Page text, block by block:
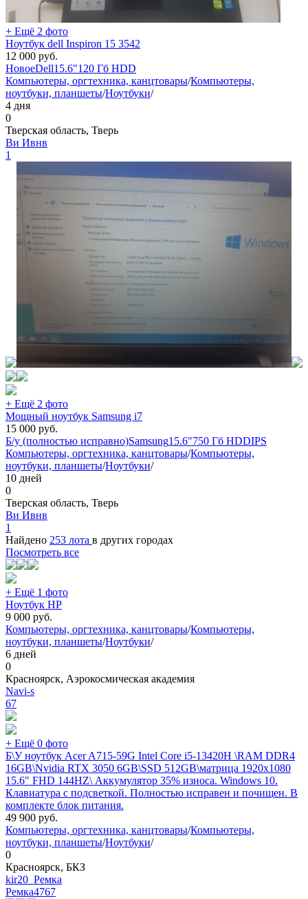
+ Ещё 2 фото
Ноутбук dell Inspiron 15 3542
12 000 руб.
НовоеDell15.6"120 Гб HDD
Компьютеры, оргтехника, канцтовары/Компьютеры,
ноутбуки, планшеты/Ноутбуки/
4 дня
0
Тверская область, Тверь
Ви Ивнв
1
+ Ещё 2 фото
Мощный ноутбук Samsung i7
15 000 руб.
Б/у (полностью исправно)Samsung15.6"750 Гб HDDIPS
Компьютеры, оргтехника, канцтовары/Компьютеры,
ноутбуки, планшеты/Ноутбуки/
10 дней
0
Тверская область, Тверь
Ви Ивнв
1
Найдено 253 лота в других городах
Посмотреть все
+ Ещё 1 фото
Ноутбук HP
9 000 руб.
Компьютеры, оргтехника, канцтовары/Компьютеры,
ноутбуки, планшеты/Ноутбуки/
6 дней
0
Красноярск, Аэрокосмическая академия
Navi-s
67
+ Ещё 0 фото
Б\У ноутбук Acer A715-59G Intel Core i5-13420H \RAM DDR4
16GB\Nvidia RTX 3050 6GB\SSD 512GB\матрица 1920x1080
15.6" FHD 144HZ\ Аккумулятор 35% износа. Windows 10.
Клавиатура с подсветкой. Полностью исправен и почищен. В
комплекте блок питания.
49 900 руб.
Компьютеры, оргтехника, канцтовары/Компьютеры,
ноутбуки, планшеты/Ноутбуки/
0
Красноярск, БКЗ
kir20_Ремка
Ремка4767